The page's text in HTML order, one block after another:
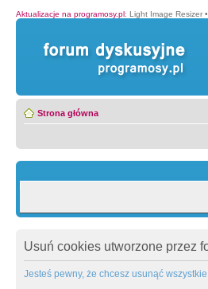
Aktualizacje na programosy.pl: Light Image Resizer •
Strona główna
Usuń cookies utworzone przez
Jesteś pewny, że chcesz usunąć